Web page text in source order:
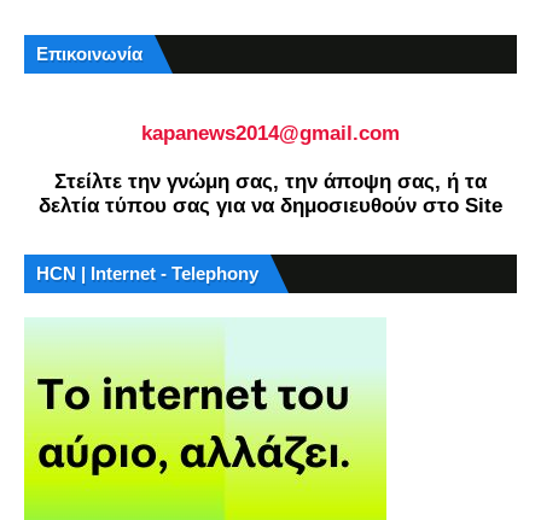
Επικοινωνία
kapanews2014@gmail.com
Στείλτε την γνώμη σας, την άποψη σας, ή τα
δελτία τύπου σας για να δημοσιευθούν στο Site
HCN | Internet - Telephony